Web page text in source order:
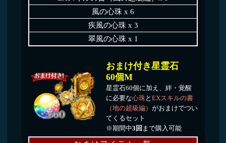
闇の心珠 x 6
常闇の心珠 x 3
真闇の心珠 x 1
おまけ付き星霊石
60個I
星霊石60個に加え、覚醒パー
トナー選択召喚がおまけでつい
てくるセット
※期間中4回
まで購入可能
※2019年9月2日5:00時点で登
場している覚醒パートナーキャ
ラクターが選択対象となりま